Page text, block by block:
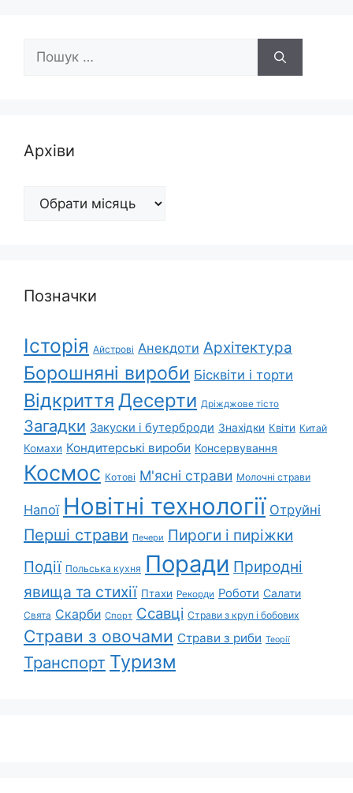
Пошук:
Архіви
Архіви
Позначки
Історія Айстрові Анекдоти Архітектура
Борошняні вироби Бісквіти і торти
Відкриття Десерти Дріжджове тісто
Загадки Закуски і бутерброди Знахідки Квіти Китай
Комахи Кондитерські вироби Консервування
Космос Котові М'ясні страви Молочні страви
Напої Новітні технології Отруйні
Перші страви Печери Пироги і пиріжки
Події Польська кухня Поради Природні
явища та стихії Птахи Рекорди Роботи Салати
Свята Скарби Спорт Ссавці Страви з круп і бобових
Страви з овочами Страви з риби Теорії
Транспорт Туризм